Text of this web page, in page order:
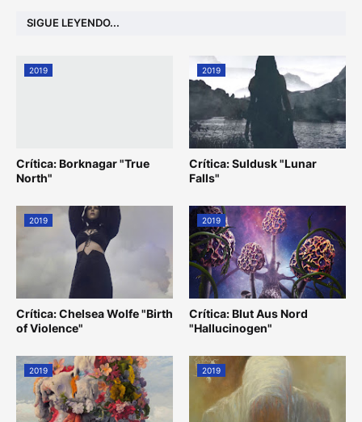
SIGUE LEYENDO...
2019
Crítica: Borknagar "True
North"
2019
Crítica: Suldusk "Lunar
Falls"
2019
Crítica: Chelsea Wolfe "Birth
of Violence"
2019
Crítica: Blut Aus Nord
"Hallucinogen"
2019 2019